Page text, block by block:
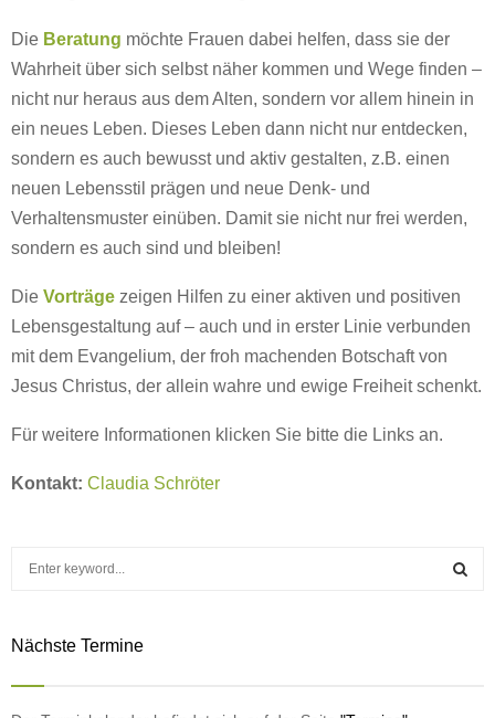
Die Beratung möchte Frauen dabei helfen, dass sie der
Wahrheit über sich selbst näher kommen und Wege finden –
nicht nur heraus aus dem Alten, sondern vor allem hinein in
ein neues Leben. Dieses Leben dann nicht nur entdecken,
sondern es auch bewusst und aktiv gestalten, z.B. einen
neuen Lebensstil prägen und neue Denk- und
Verhaltensmuster einüben. Damit sie nicht nur frei werden,
sondern es auch sind und bleiben!
Die Vorträge zeigen Hilfen zu einer aktiven und positiven
Lebensgestaltung auf – auch und in erster Linie verbunden
mit dem Evangelium, der froh machenden Botschaft von
Jesus Christus, der allein wahre und ewige Freiheit schenkt.
Für weitere Informationen klicken Sie bitte die Links an.
Kontakt: Claudia Schröter
cNächste Termine